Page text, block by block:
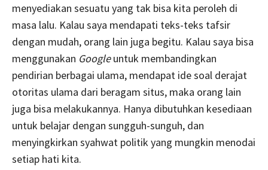
menyediakan sesuatu yang tak bisa kita peroleh di
masa lalu. Kalau saya mendapati teks-teks tafsir
dengan mudah, orang lain juga begitu. Kalau saya bisa
menggunakan Googleuntuk membandingkan
pendirian berbagai ulama, mendapat ide soal derajat
otoritas ulama dari beragam situs, maka orang lain
juga bisa melakukannya. Hanya dibutuhkan kesediaan
untuk belajar dengan sungguh-sunguh, dan
menyingkirkan syahwat politik yang mungkin menodai
setiap hati kita.